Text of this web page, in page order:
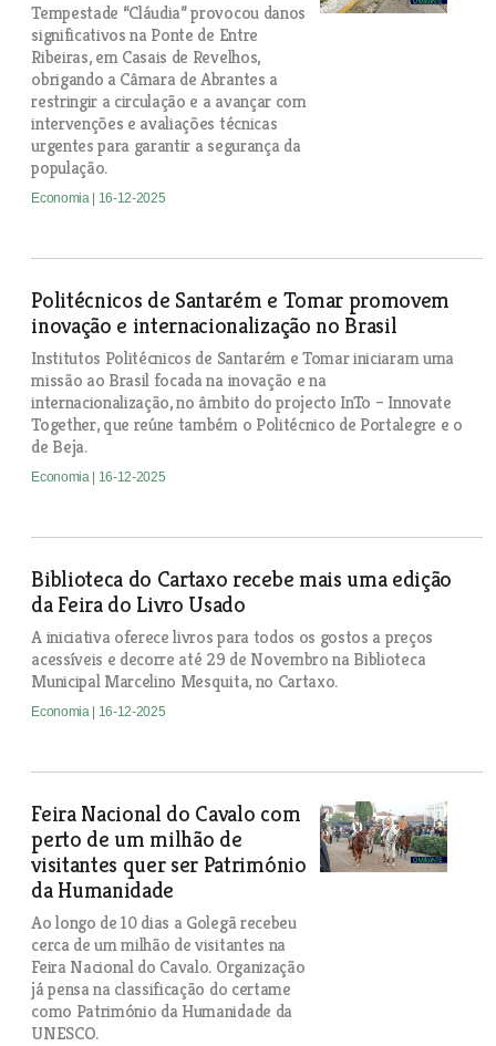
Tempestade “Cláudia” provocou danos
significativos na Ponte de Entre
Ribeiras, em Casais de Revelhos,
obrigando a Câmara de Abrantes a
restringir a circulação e a avançar com
intervenções e avaliações técnicas
urgentes para garantir a segurança da
população.
Economia | 16-12-2025
Politécnicos de Santarém e Tomar promovem
inovação e internacionalização no Brasil
Institutos Politécnicos de Santarém e Tomar iniciaram uma
missão ao Brasil focada na inovação e na
internacionalização, no âmbito do projecto InTo – Innovate
Together, que reúne também o Politécnico de Portalegre e o
de Beja.
Economia | 16-12-2025
Biblioteca do Cartaxo recebe mais uma edição
da Feira do Livro Usado
A iniciativa oferece livros para todos os gostos a preços
acessíveis e decorre até 29 de Novembro na Biblioteca
Municipal Marcelino Mesquita, no Cartaxo.
Economia | 16-12-2025
Feira Nacional do Cavalo com
perto de um milhão de
visitantes quer ser Património
da Humanidade
Ao longo de 10 dias a Golegã recebeu
cerca de um milhão de visitantes na
Feira Nacional do Cavalo. Organização
já pensa na classificação do certame
como Património da Humanidade da
UNESCO.